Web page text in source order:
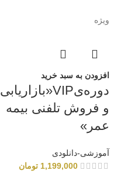
ویژه
افزودن به سبد خرید
دوره‌یVIP«بازاریابی
و فروش تلفنی بیمه
عمر»
آموزشی-دانلودی
1,199,000 تومان